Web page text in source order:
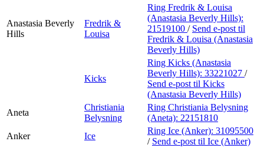
Anastasia Beverly
Hills
Fredrik &
Louisa
Ring Fredrik & Louisa
(Anastasia Beverly Hills):
21519100 / Send e-post til
Fredrik & Louisa (Anastasia
Beverly Hills)
Kicks
Ring Kicks (Anastasia
Beverly Hills): 33221027 /
Send e-post til Kicks
(Anastasia Beverly Hills)
Aneta
Christiania
Belysning
Ring Christiania Belysning
(Aneta): 22151810
Anker
Ice
Ring Ice (Anker): 31095500
/ Send e-post til Ice (Anker)